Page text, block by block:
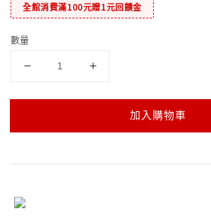
全館消費滿100元贈1元回饋金
數量
加入購物車